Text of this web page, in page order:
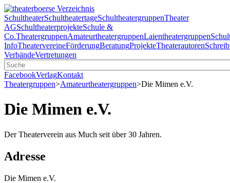
SchultheaterSchultheatertageSchultheatergruppenTheater
AGSchultheaterprojekteSchule &
Co.TheatergruppenAmateurtheatergruppenLaientheatergruppen
InfoTheatervereineFörderungBeratungProjekteTheaterautoren
VerbändeVertretungen
FacebookVerlagKontakt
Theatergruppen>Amateurtheatergruppen>Die Mimen e.V.
Die Mimen e.V.
Der Theaterverein aus Much seit über 30 Jahren.
Adresse
Die Mimen e.V.